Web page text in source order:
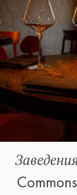
Commons